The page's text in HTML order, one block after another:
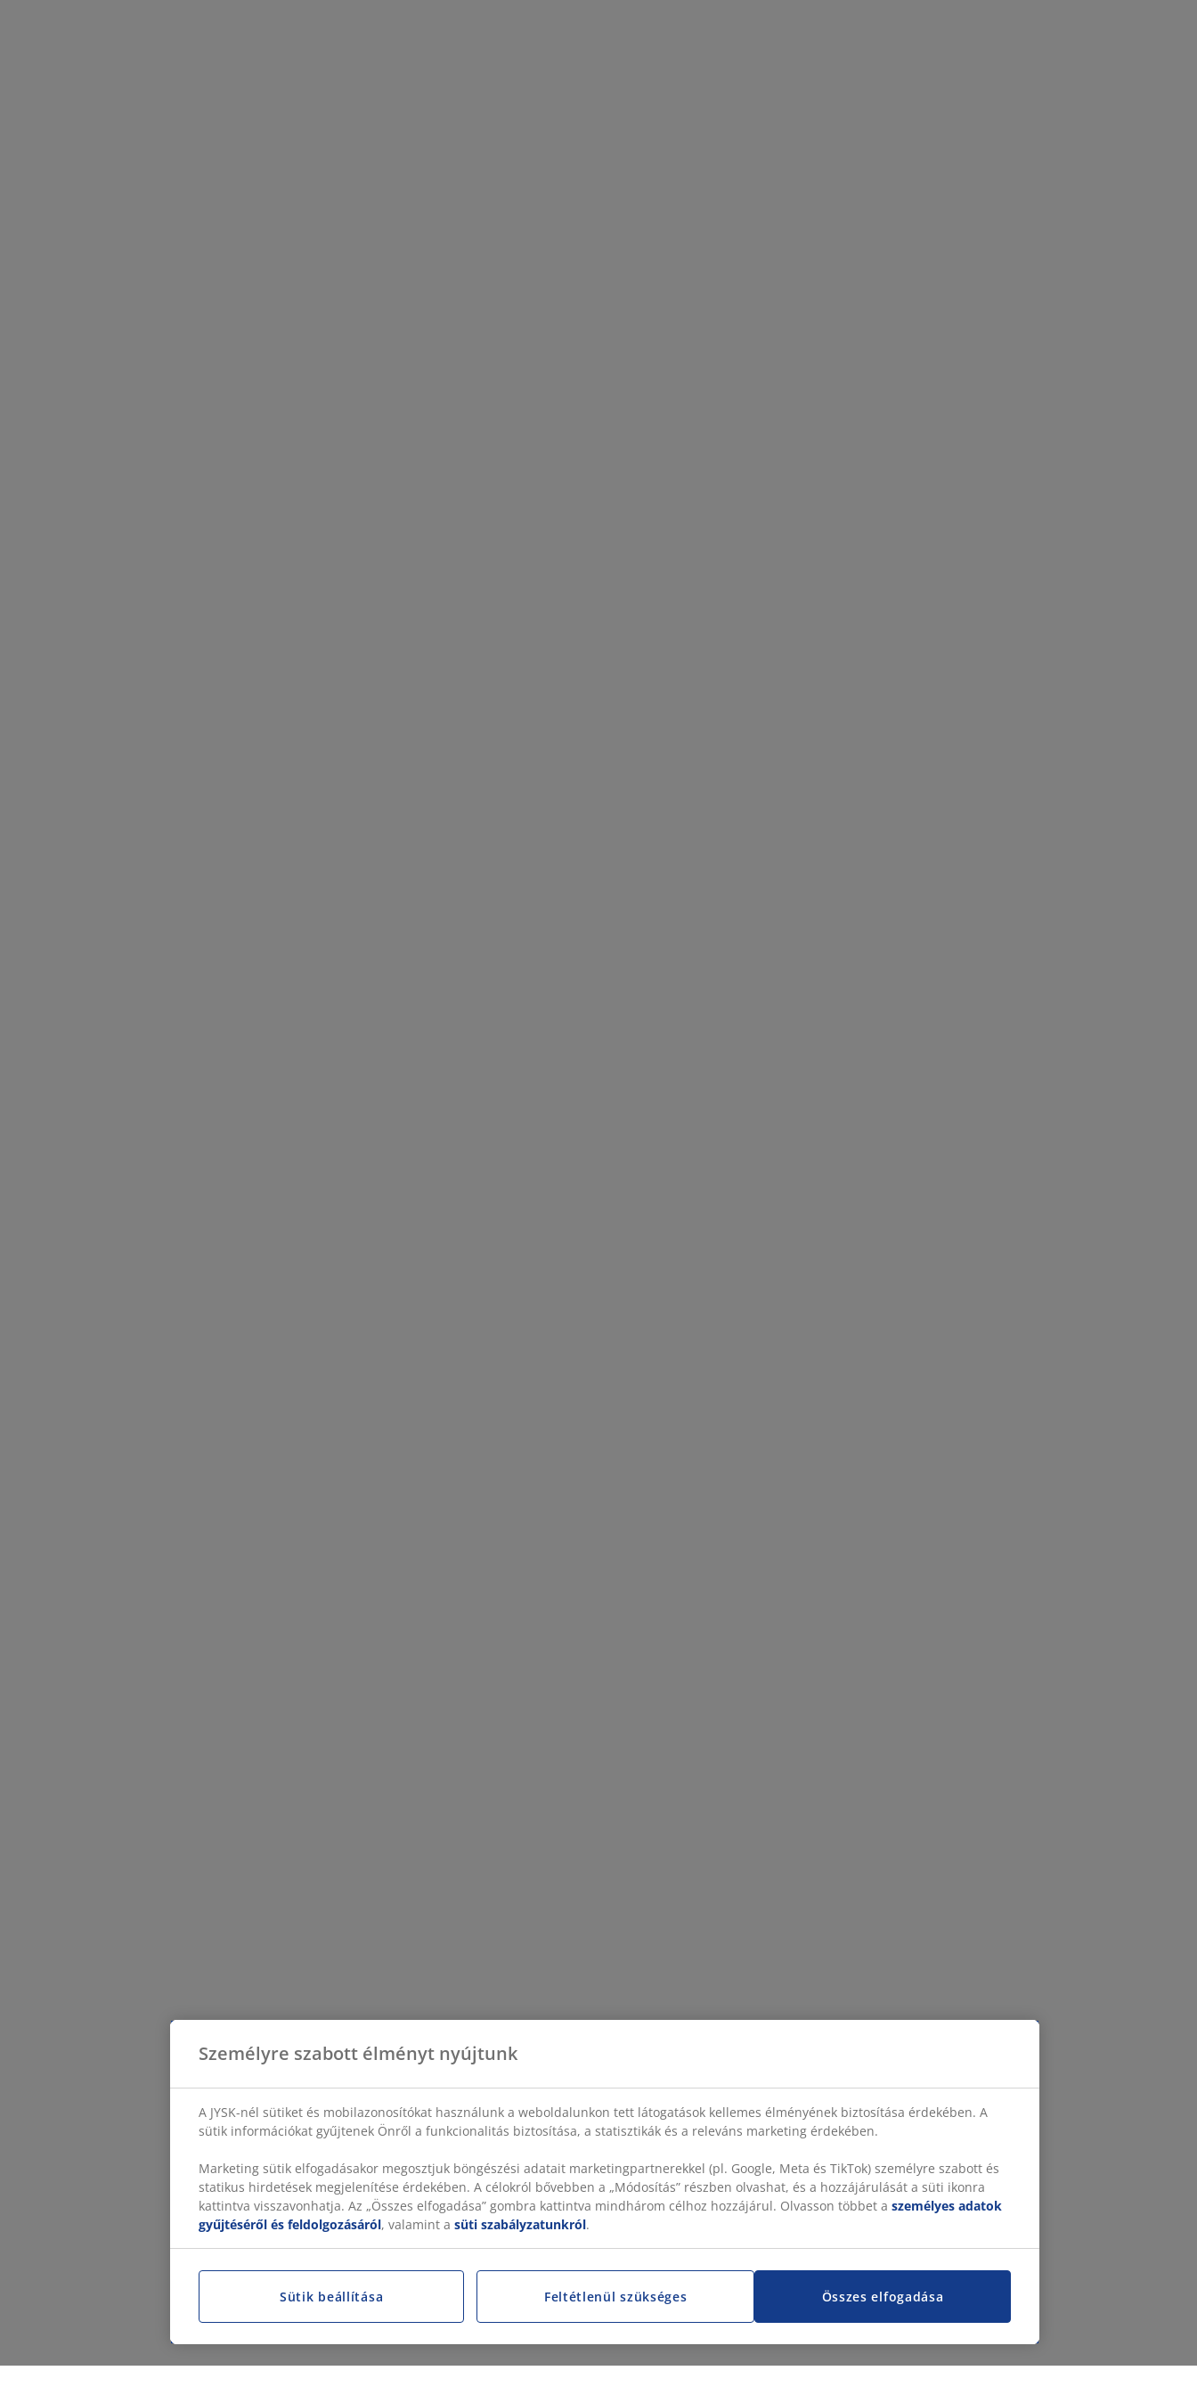
Személyre szabott élményt nyújtunk
A JYSK-nél sütiket és mobilazonosítókat használunk a weboldalunkon tett látogatások kellemes élményének biztosítása érdekében. A
sütik információkat gyűjtenek Önről a funkcionalitás biztosítása, a statisztikák és a releváns marketing érdekében.
Marketing sütik elfogadásakor megosztjuk böngészési adatait marketingpartnerekkel (pl. Google, Meta és TikTok) személyre szabott és
statikus hirdetések megjelenítése érdekében. A célokról bővebben a „Módosítás” részben olvashat, és a hozzájárulását a süti ikonra
kattintva visszavonhatja. Az „Összes elfogadása” gombra kattintva mindhárom célhoz hozzájárul. Olvasson többet a személyes adatok
gyűjtéséről és feldolgozásáról, valamint a süti szabályzatunkról.
Összes elfogadása
Sütik beállítása Feltétlenül szükséges